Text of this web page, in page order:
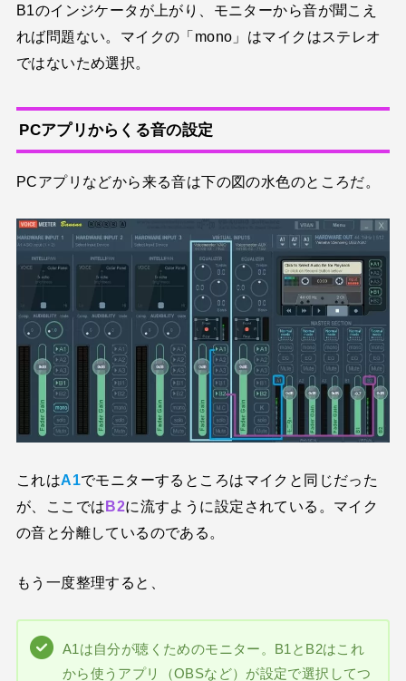
B1のインジケータが上がり、モニターから音が聞こえ
れば問題ない。マイクの「mono」はマイクはステレオ
ではないため選択。
PCアプリからくる音の設定
PCアプリなどから来る音は下の図の水色のところだ。
これはA1でモニターするところはマイクと同じだった
が、ここではB2に流すように設定されている。マイク
の音と分離しているのである。
もう一度整理すると、
A1は自分が聴くためのモニター。B1とB2はこれ
から使うアプリ（OBSなど）が設定で選択してつ